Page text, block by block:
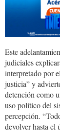
Este
judiciales
interpretado por
justicia” y
detención como
uso político del
percepción.
devolver hasta el